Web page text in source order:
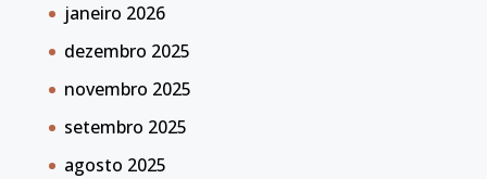
janeiro 2026
dezembro 2025
novembro 2025
setembro 2025
agosto 2025